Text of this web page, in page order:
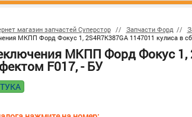
магазин запчастей Суперстор Запчасти Форд
МКПП Форд Фокус 1, 2S4R7K387GA 1147011 кулиса в
МКПП Форд Фокус 1,
F017, - БУ